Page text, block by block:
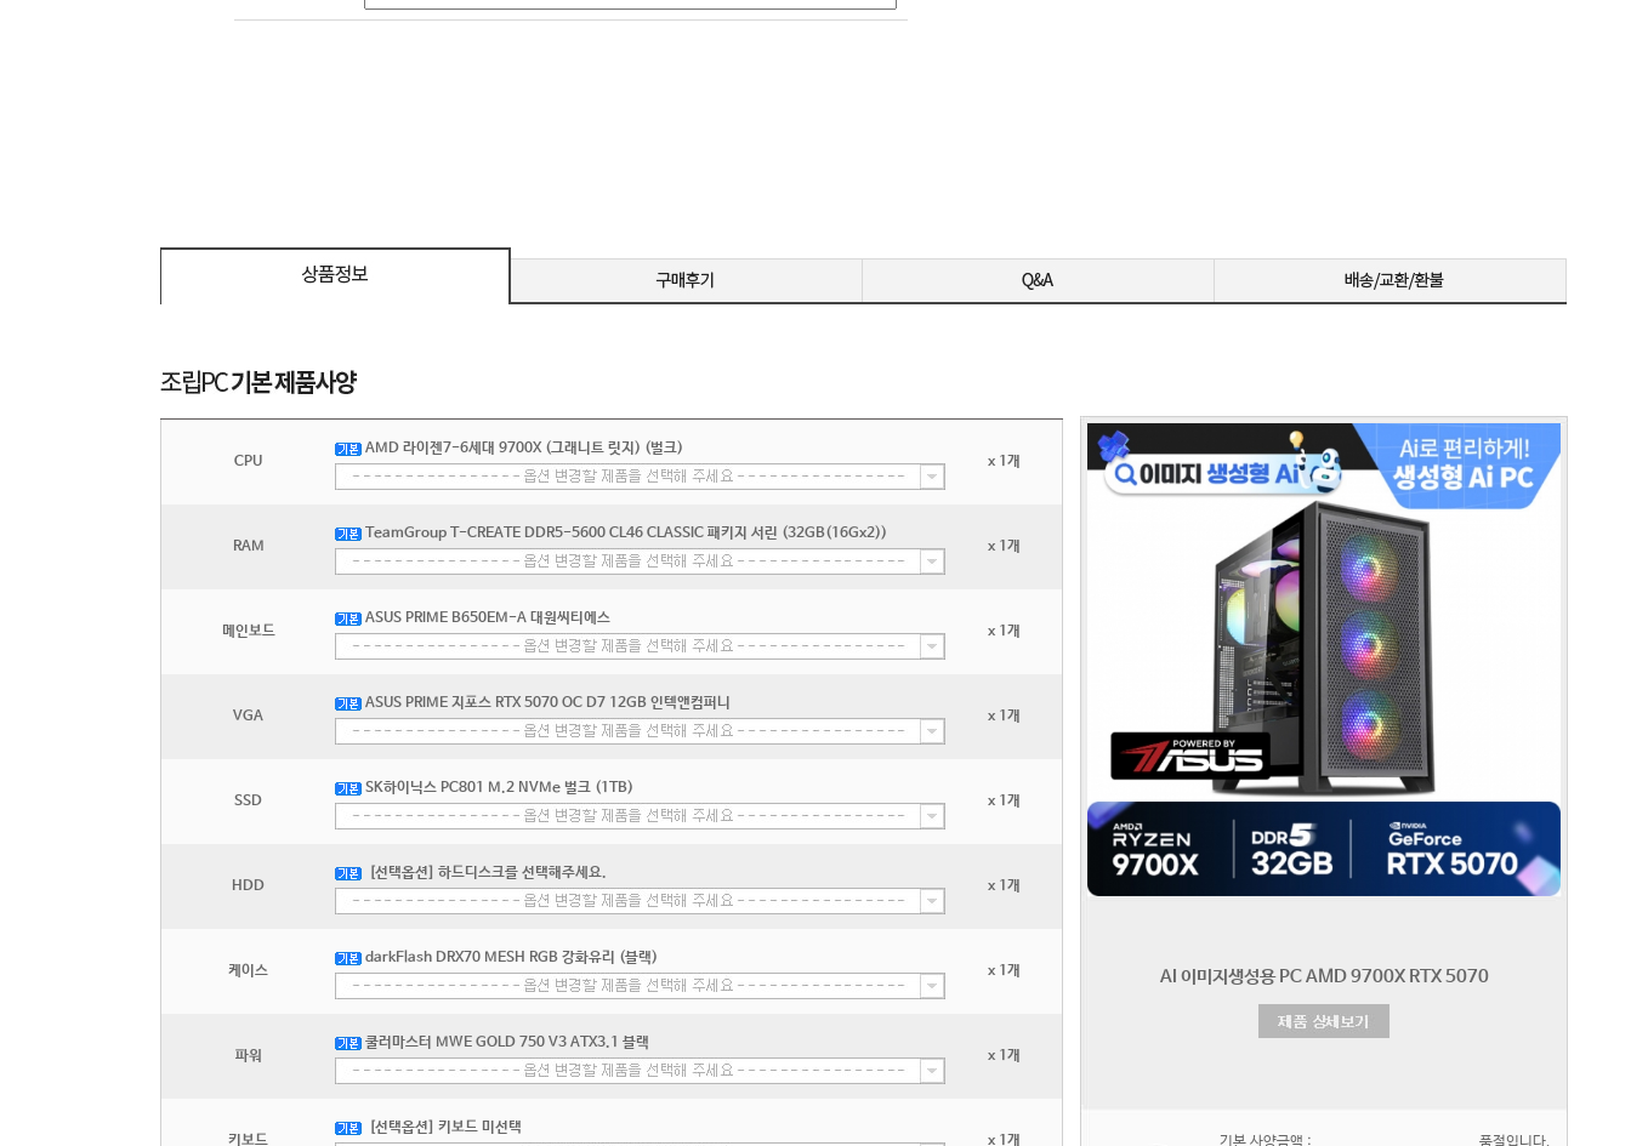
CPU
AMD 라이젠7-6세대 9700X (그래니트 릿지) (벌크)
x 1개
RAM
TeamGroup T-CREATE DDR5-5600 CL46 CLASSIC 패키지 서린 (32GB(16Gx2))
x 1개
메인보드
ASUS PRIME B650EM-A 대원씨티에스
x 1개
VGA
ASUS PRIME 지포스 RTX 5070 OC D7 12GB 인텍앤컴퍼니
x 1개
SSD
SK하이닉스 PC801 M.2 NVMe 벌크 (1TB)
x 1개
HDD
[선택옵션] 하드디스크를 선택해주세요.
x 1개
케이스
darkFlash DRX70 MESH RGB 강화유리 (블랙)
x 1개
파워
쿨러마스터 MWE GOLD 750 V3 ATX3.1 블랙
x 1개
키보드
[선택옵션] 키보드 미선택
x 1개 기본 사양금액 : 품절입니다.